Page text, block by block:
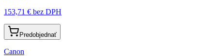
153,71 € bez DPH
Predobjednať
Canon